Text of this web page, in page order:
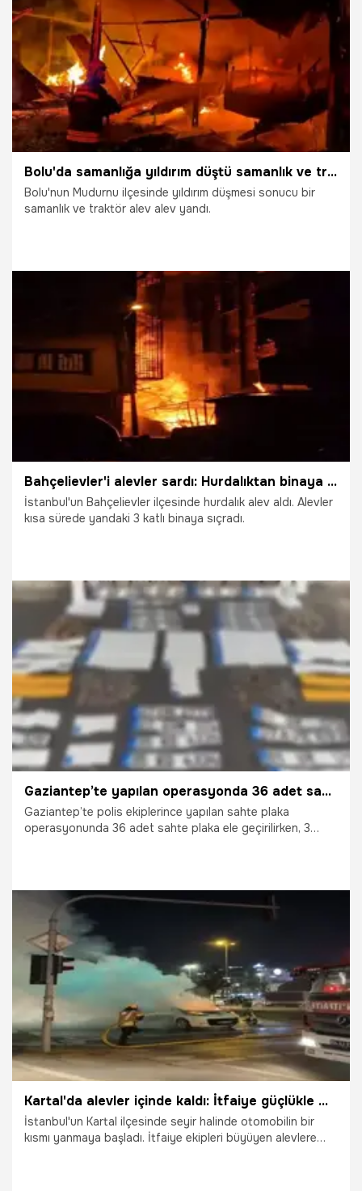
18.04.2026 Gündem
Bolu'da samanlığa yıldırım düştü samanlık ve traktör alev alev yandı
Bolu'nun Mudurnu ilçesinde yıldırım düşmesi sonucu bir
samanlık ve traktör alev alev yandı.
Gündem
Bahçelievler'i alevler sardı: Hurdalıktan binaya sıçradı!
İstanbul'un Bahçelievler ilçesinde hurdalık alev aldı. Alevler
kısa sürede yandaki 3 katlı binaya sıçradı.
30.03.2026
Gaziantep’te yapılan operasyonda 36 adet sahte plaka ele geçirildi
Gaziantep’te polis ekiplerince yapılan sahte plaka
operasyonunda 36 adet sahte plaka ele geçirilirken, 3
26.03.2026 Gaziantep
Kartal'da alevler içinde kaldı: İtfaiye güçlükle müdahale etti
İstanbul'un Kartal ilçesinde seyir halinde otomobilin bir
kısmı yanmaya başladı. İtfaiye ekipleri büyüyen alevlere